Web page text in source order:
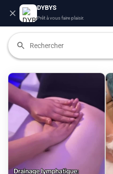
DYBYS
Prêt à vous faire plaisir.